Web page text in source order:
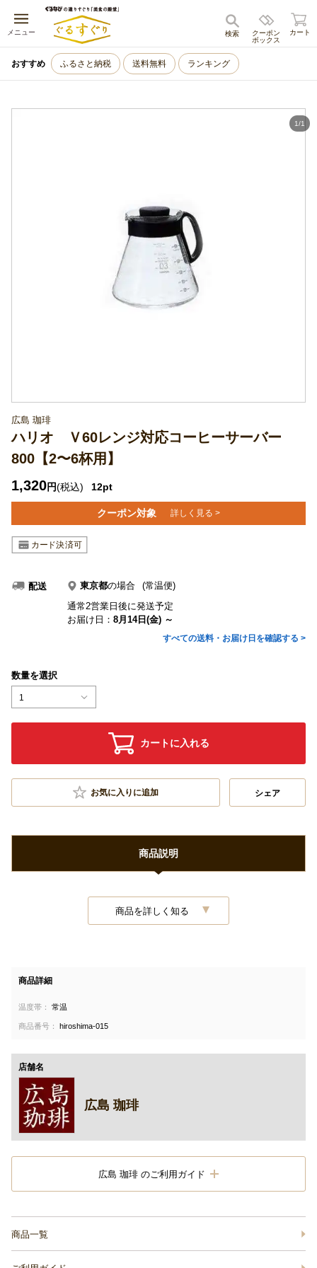
メニュー
キャンセル
クーポン
ボックス
検索 カート
おすすめ ふるさと納税 送料無料 ランキング
1/1
広島 珈琲
ハリオ Ｖ60レンジ対応コーヒーサーバー
800【2〜6杯用】
1,320円(税込) 12pt
クーポン対象 詳しく見る >
配送 東京都の場合
(常温便)
通常2営業日後に発送予定
お届け日： 8月14日(金) ～
すべての送料・お届け日を確認する >
数量を選択
1
カートに入れる
お気に入りに追加 シェア
商品説明
商品を詳しく知る
商品詳細
温度帯： 常温
商品番号： hiroshima-015
店舗名
広島 珈琲
広島 珈琲 のご利用ガイド
商品一覧